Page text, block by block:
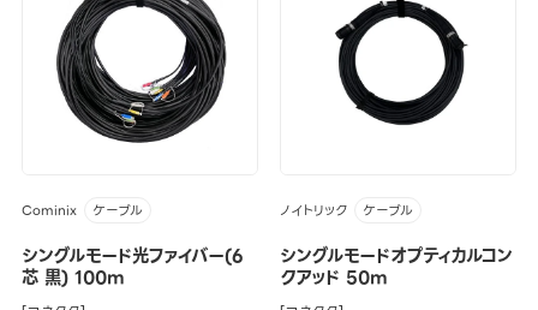
Cominix ケーブル
シングルモード光ファイバー(6
芯 黒) 100m
ノイトリック ケーブル
シングルモードオプティカルコン
クアッド 50m